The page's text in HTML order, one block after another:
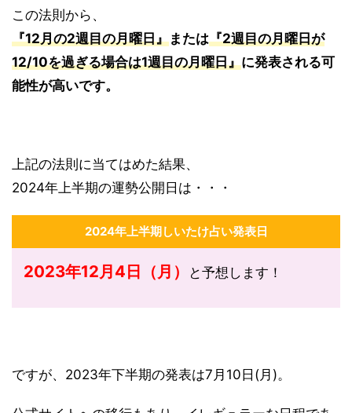
この法則から、
『12月の2週目の月曜日』または『2週目の月曜日が
12/10を過ぎる場合は1週目の月曜日』に発表される可
能性が高いです。
上記の法則に当てはめた結果、
2024年上半期の運勢公開日は・・・
2024年上半期しいたけ占い発表日
2023年12月4日（月） と予想します！
ですが、2023年下半期の発表は7月10日(月)。